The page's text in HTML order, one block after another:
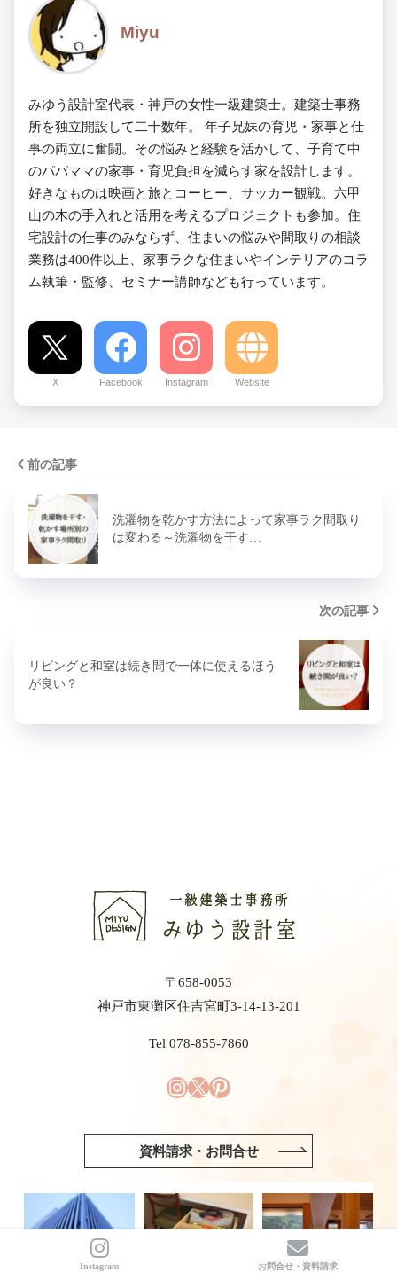
Miyu
みゆう設計室代表・神戸の女性一級建築士。建築士事務
所を独立開設して二十数年。 年子兄妹の育児・家事と仕
事の両立に奮闘。その悩みと経験を活かして、子育て中
のパパママの家事・育児負担を減らす家を設計します。
好きなものは映画と旅とコーヒー、サッカー観戦。六甲
山の木の手入れと活用を考えるプロジェクトも参加。住
宅設計の仕事のみならず、住まいの悩みや間取りの相談
業務は400件以上、家事ラクな住まいやインテリアのコラ
ム執筆・監修、セミナー講師なども行っています。
X Facebook Instagram Website
前の記事
洗濯物を乾かす方法によって家事ラク間取り
は変わる～洗濯物を干す…
次の記事
リビングと和室は続き間で一体に使えるほう
が良い？
〒658-0053
神戸市東灘区住吉宮町3-14-13-201
Tel 078-855-7860
資料請求・お問合せ
Instagram お問合せ・資料請求